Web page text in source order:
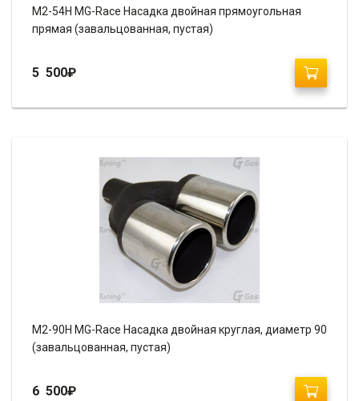
M2-54H MG-Race Насадка двойная прямоугольная
прямая (завальцованная, пустая)
5 500₽
М2-90H MG-Race Насадка двойная круглая, диаметр 90
(завальцованная, пустая)
6 500₽